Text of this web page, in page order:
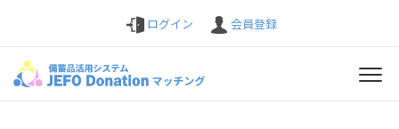
ログイン 会員登録